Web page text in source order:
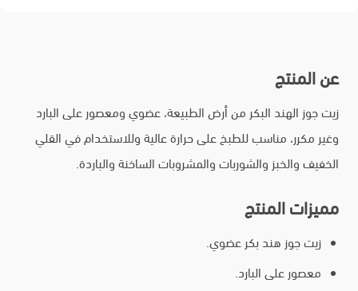
عن المنتج
زيت جوز الهند البكر من أرض الطبيعة، عضوي ومعصور على البارد
وغير مكرر، مناسب للطبخ على حرارة عالية وللاستخدام في القلي
الخفيف والخبز والشوربات والمشروبات الساخنة والباردة.
مميزات المنتج
زيت جوز هند بكر عضوي.
معصور على البارد.